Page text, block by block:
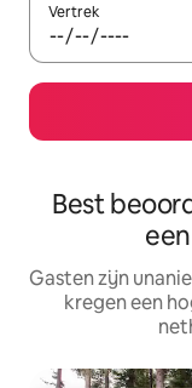
Vertrek
Best
Gasten zijn
kregen een